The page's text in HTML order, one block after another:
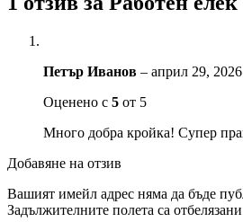
Петър Иванов – април 29, 2026
Оценено с 5 от 5
Много добра кройка! Супер
Добавяне на отзив
Вашият имейл адрес няма да бъде
Задължителните полета са